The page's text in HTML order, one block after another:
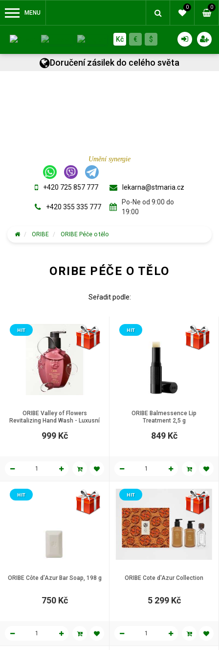
MENU
0 0
Kč € $
Doručení zásilek do celého světa
Umění synergie
+420 725 857 777
+420 355 335 777
lekarna@stmaria.cz
Po-Ne od 9:00 do
19:00
ORIBE ORIBE Péče o tělo
ORIBE PÉČE O TĚLO
Seřadit podle:
ORIBE Valley of Flowers
Revitalizing Hand Wash - Luxusní
HIT
999 Kč
ORIBE Balmessence Lip
Treatment 2,5 g
HIT
849 Kč
ORIBE Côte d'Azur Bar Soap, 198 g
HIT
750 Kč
ORIBE Cote d'Azur Collection
HIT
5 299 Kč